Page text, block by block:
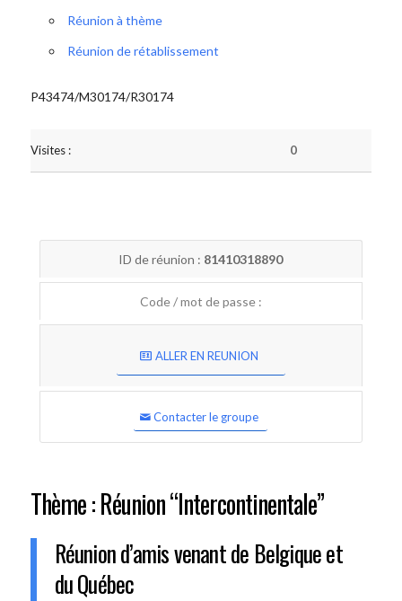
Réunion à thème
Réunion de rétablissement
P43474/M30174/R30174
Visites : 0
ID de réunion : 81410318890
Code / mot de passe :
ALLER EN REUNION
Contacter le groupe
Thème : Réunion “Intercontinentale”
Réunion d’amis venant de Belgique et
du Québec